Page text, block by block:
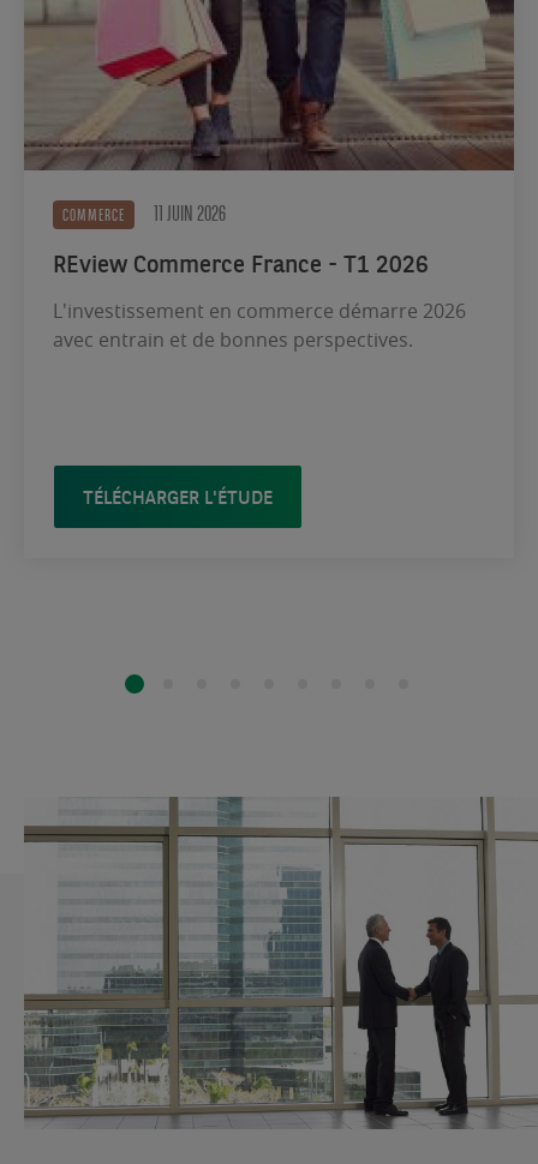
COMMERCE 11 JUIN 2026
REview Commerce France - T1 2026
L'investissement en commerce démarre 2026
avec entrain et de bonnes perspectives.
TÉLÉCHARGER L'ÉTUDE